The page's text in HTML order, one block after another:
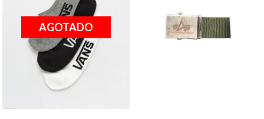
AGOTADO